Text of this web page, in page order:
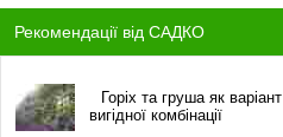
Рекомендації від САДКО
Горіх та груша як варіант
вигідної комбінації